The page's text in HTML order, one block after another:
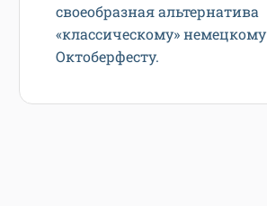
своеобразная альтернатива
«классическому» немецкому
Октоберфесту.